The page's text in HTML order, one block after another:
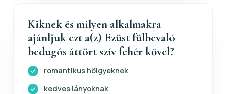
Kiknek és milyen alkalmakra
ajánljuk ezt a(z) Ezüst fülbevaló
bedugós áttört szív fehér kővel?
romantikus hölgyeknek
kedves lányoknak